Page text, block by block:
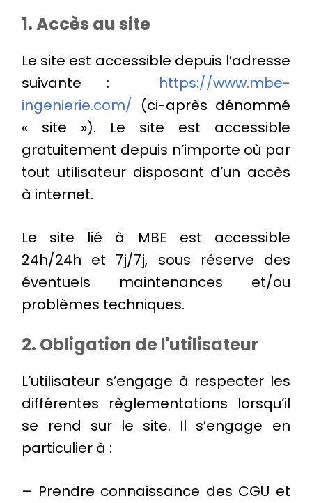
1. Accès au site
Le site est accessible depuis l’adresse
suivante : https://www.mbe-
ingenierie.com/ (ci-après dénommé
« site »). Le site est accessible
gratuitement depuis n’importe où par
tout utilisateur disposant d’un accès
à internet.
Le site lié à MBE est accessible
24h/24h et 7j/7j, sous réserve des
éventuels maintenances et/ou
problèmes techniques.
2. Obligation de l'utilisateur
L’utilisateur s’engage à respecter les
différentes règlementations lorsqu’il
se rend sur le site. Il s’engage en
particulier à :
– Prendre connaissance des CGU et